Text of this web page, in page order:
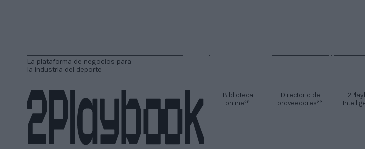
La plataforma de negocios para
la industria del deporte
Biblioteca
online2P
Directorio de
proveedores2P